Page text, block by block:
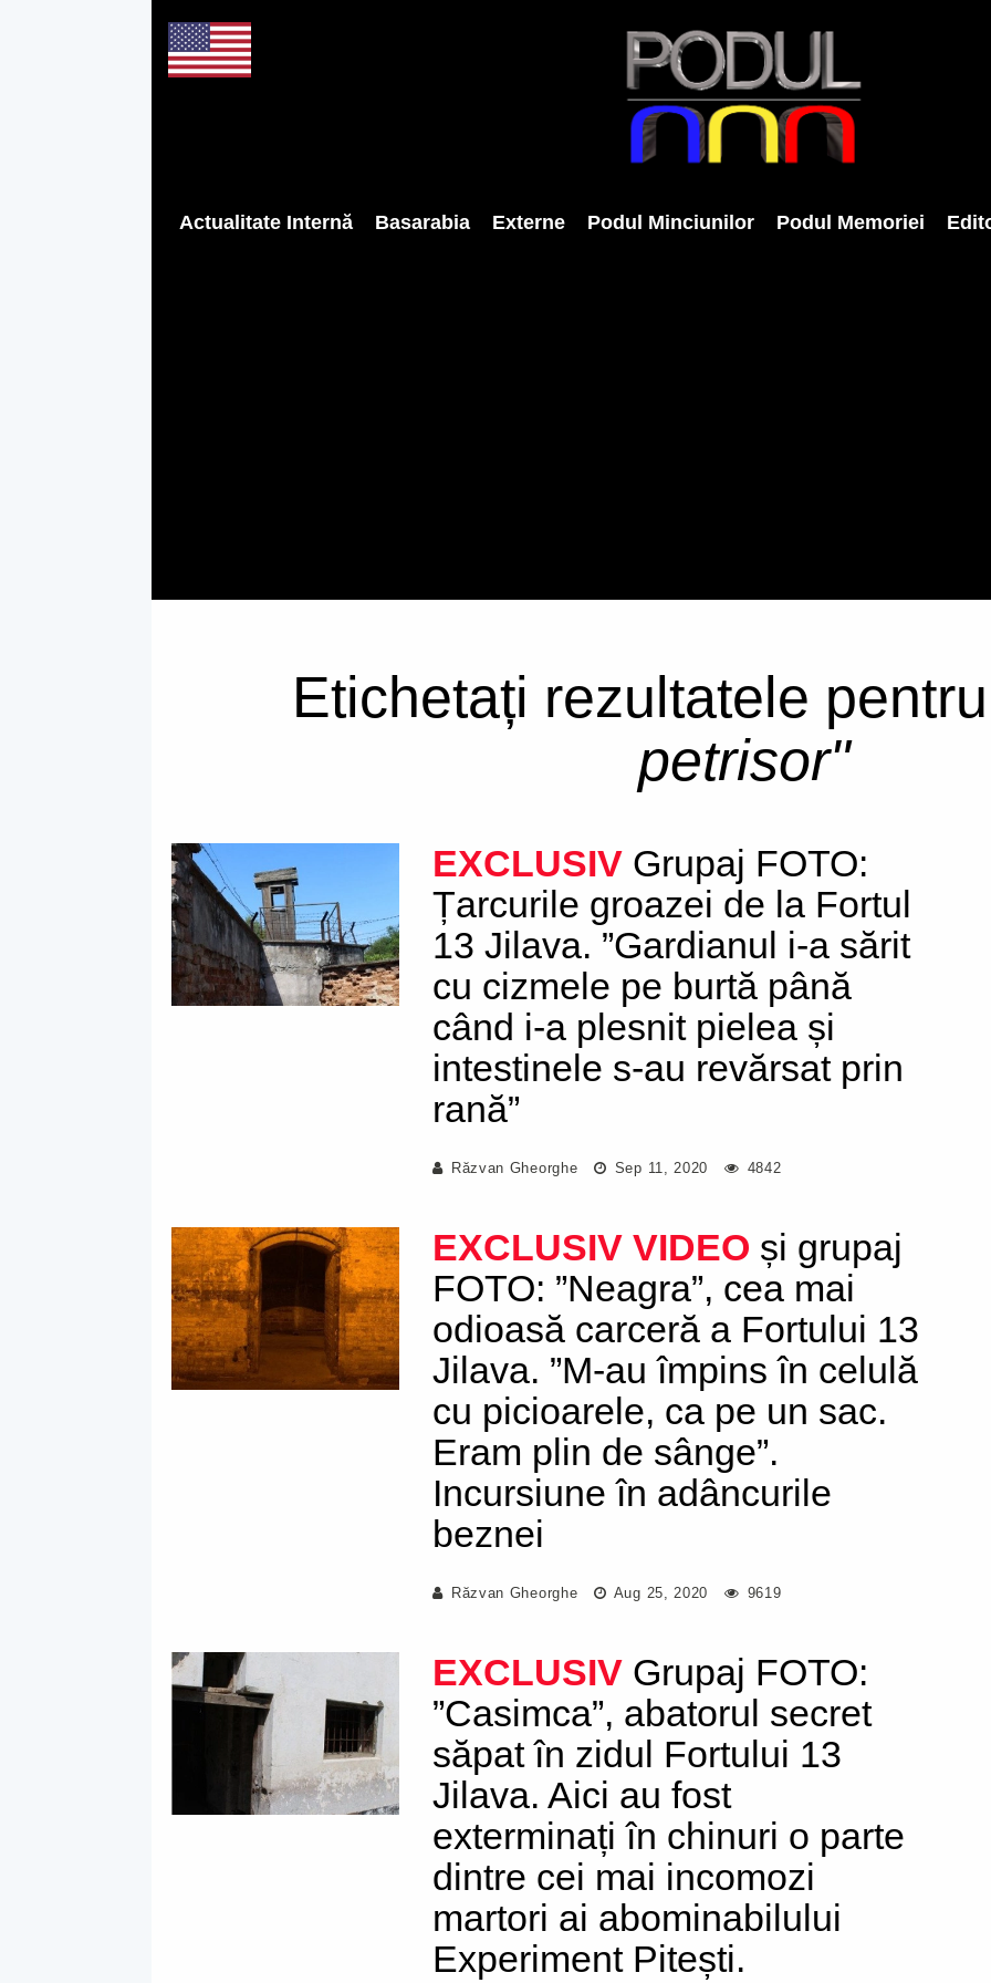
Actualitate Internă Basarabia Externe Podul Minciunilor Podul Memoriei
Etichetați rezultatele pentru
petrisor"
EXCLUSIV Grupaj FOTO:
Țarcurile groazei de la Fortul
13 Jilava. ”Gardianul i-a sărit
cu cizmele pe burtă până
când i-a plesnit pielea și
intestinele s-au revărsat prin
rană”
Răzvan Gheorghe Sep 11, 2020 4842
EXCLUSIV VIDEO și grupaj
FOTO: ”Neagra”, cea mai
odioasă carceră a Fortului 13
Jilava. ”M-au împins în celulă
cu picioarele, ca pe un sac.
Eram plin de sânge”.
Incursiune în adâncurile
beznei
Răzvan Gheorghe Aug 25, 2020 9619
EXCLUSIV Grupaj FOTO:
”Casimca”, abatorul secret
săpat în zidul Fortului 13
Jilava. Aici au fost
exterminați în chinuri o parte
dintre cei mai incomozi
martori ai abominabilului
Experiment Pitești.